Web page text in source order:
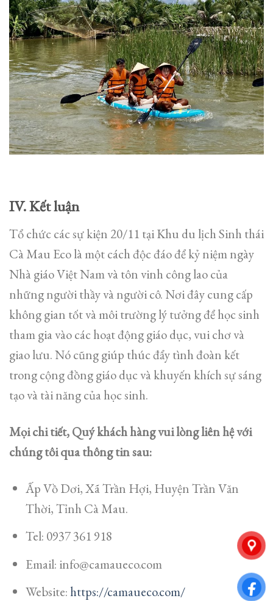
IV. Kết luận
Tổ chức các sự kiện 20/11 tại Khu du lịch Sinh thái
Cà Mau Eco là một cách độc đáo để kỷ niệm ngày
Nhà giáo Việt Nam và tôn vinh công lao của
những người thầy và người cô. Nơi đây cung cấp
không gian tốt và môi trường lý tưởng để học sinh
tham gia vào các hoạt động giáo dục, vui chơ và
giao lưu. Nó cũng giúp thúc đẩy tình đoàn kết
trong cộng đồng giáo dục và khuyến khích sự sáng
tạo và tài năng của học sinh.
Mọi chi tiết, Quý khách hàng vui lòng liên hệ với
chúng tôi qua thông tin sau:
Ấp Vồ Dơi, Xã Trần Hợi, Huyện Trần Văn
Thời, Tỉnh Cà Mau.
Tel: 0937 361 918
Email: info@camaueco.com
Website:https://camaueco.com/